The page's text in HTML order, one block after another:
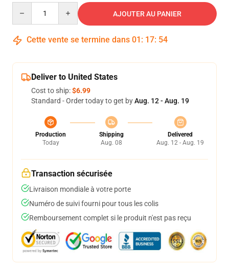
AJOUTER AU PANIER
Cette vente se termine dans 01 : 17: 53
Deliver to United States
Cost to ship:$6.99
Standard - Order today to get byAug. 12 - Aug. 19
Production
Today
Shipping
Aug. 08
Delivered
Aug. 12 - Aug. 19
Transaction sécurisée
Livraison mondiale à votre porte
Numéro de suivi fourni pour tous les colis
Remboursement complet si le produit n'est pas reçu